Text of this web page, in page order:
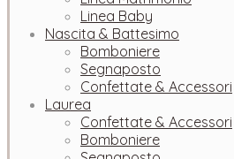
Linea Baby
Nascita & Battesimo
Bomboniere
Segnaposto
Confettate & Accessori
Laurea
Confettate & Accessori
Bomboniere